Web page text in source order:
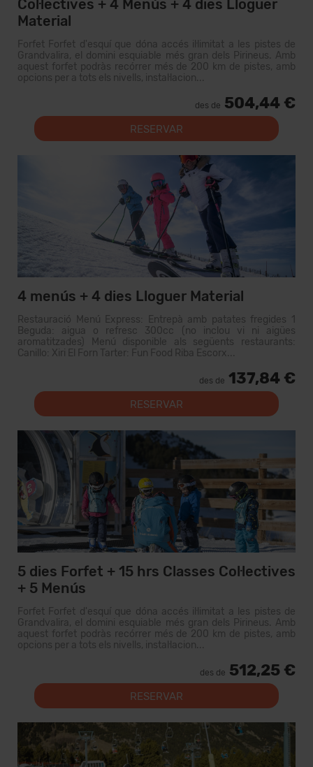
Col·lectives + 4 Menús + 4 dies Lloguer
Material
Forfet Forfet d'esquí que dóna accés il·limitat a les pistes de
Grandvalira, el domini esquiable més gran dels Pirineus. Amb
aquest forfet podràs recórrer més de 200 km de pistes, amb
opcions per a tots els nivells, instal·lacion...
des de 504,44 €
RESERVAR
4 menús + 4 dies Lloguer Material
Restauració Menú Express: Entrepà amb patates fregides 1
Beguda: aigua o refresc 300cc (no inclou vi ni aigües
aromatitzades) Menú disponible als següents restaurants:
Canillo: Xiri El Forn Tarter: Fun Food Riba Escorx...
des de 137,84 €
RESERVAR
5 dies Forfet + 15 hrs Classes Col·lectives
+ 5 Menús
Forfet Forfet d'esquí que dóna accés il·limitat a les pistes de
Grandvalira, el domini esquiable més gran dels Pirineus. Amb
aquest forfet podràs recórrer més de 200 km de pistes, amb
opcions per a tots els nivells, instal·lacion...
des de 512,25 €
RESERVAR